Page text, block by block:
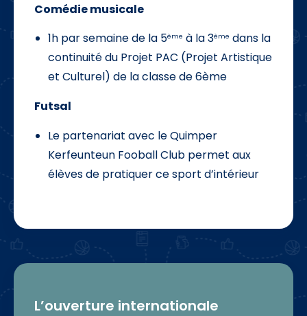
Comédie musicale
1h par semaine de la 5ème à la 3ème dans la
continuité du Projet PAC (Projet Artistique
et Culturel) de la classe de 6ème
Futsal
Le partenariat avec le Quimper
Kerfeunteun Fooball Club permet aux
élèves de pratiquer ce sport d’intérieur
L’ouverture internationale